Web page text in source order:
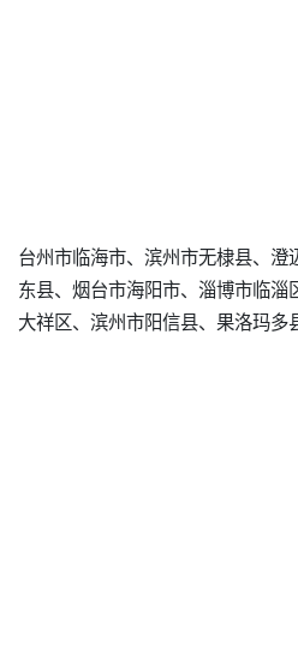
台州市临海市、滨州市无棣县、澄
东县、烟台市海阳市、淄博市临
大祥区、滨州市阳信县、果洛玛多